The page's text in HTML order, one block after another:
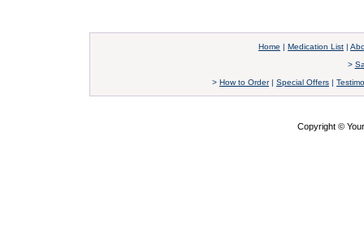
Home | Medication List |
>
> How to Order| Special Offers |
Copyright ©